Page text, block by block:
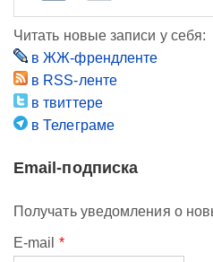
Читать новые записи у себя:
в ЖЖ-френдленте
в RSS-ленте
в твиттере
в Телеграме
Email-подписка
Получать уведомления о
E-mail *